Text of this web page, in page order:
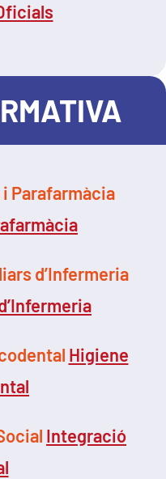
i Parafarmàcia
d’Infermeria
Higiene
Integració